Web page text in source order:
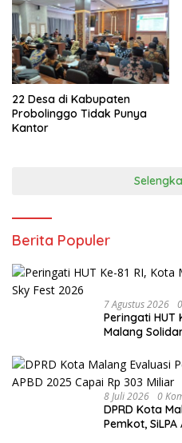
22 Desa di Kabupaten
Probolinggo Tidak Punya
Kantor
Berita Populer
7 Agustus 2026
Peringati HUT
Malang
8 Juli 2026 0
DPRD Kota
Pemkot,